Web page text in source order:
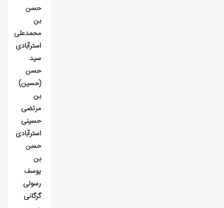
حسن
بن
محمدعلی
استرآبادی
سيد
حسن
(حسين)
بن
مرتضی
حسينی
استرآبادی
حسن
بن
يوسف
رسولی
گرگانی